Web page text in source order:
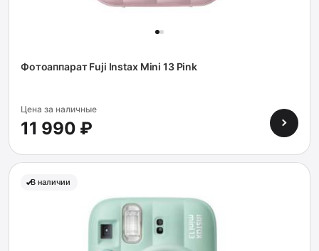
Фотоаппарат Fuji Instax Mini 13 Pink
Цена за наличные
11 990 ₽
В наличии